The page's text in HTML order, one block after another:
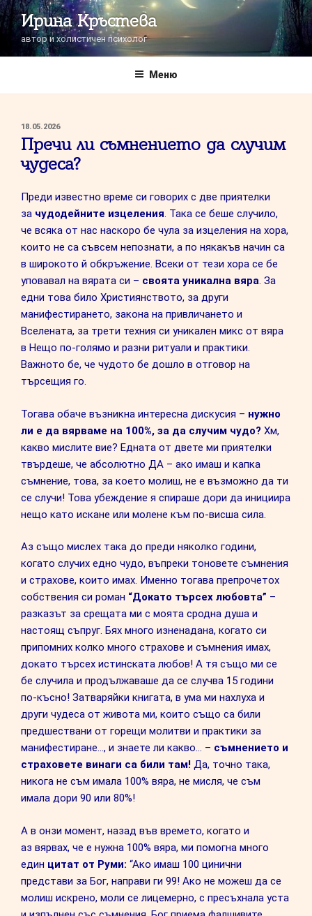
Напред
към
съдържанието
Ирина Кръстева
автор и холистичен психолог
Меню
ПУБЛИКУВАНО
НА
18.05.2026
Пречи ли съмнението да случим
чудеса?
Преди известно време си говорих с две приятелки
за чудодейните изцеления. Така се беше случило,
че всяка от нас наскоро бе чула за изцеления на хора,
които не са съвсем непознати, а по някакъв начин са
в широкото й обкръжение. Всеки от тези хора се бе
уповавал на вярата си – своята уникална вяра. За
едни това било Християнството, за други
манифестирането, закона на привличането и
Вселената, за трети техния си уникален микс от вяра
в Нещо по-голямо и разни ритуали и практики.
Важното бе, че чудото бе дошло в отговор на
търсещия го.
Тогава обаче възникна интересна дискусия – нужно
ли е да вярваме на 100%, за да случим чудо? Хм,
какво мислите вие? Едната от двете ми приятелки
твърдеше, че абсолютно ДА – ако имаш и капка
съмнение, това, за което молиш, не е възможно да ти
се случи! Това убеждение я спираше дори да инициира
нещо като искане или молене към по-висша сила.
Аз също мислех така до преди няколко години,
когато случих едно чудо, въпреки тоновете съмнения
и страхове, които имах. Именно тогава препрочетох
собствения си роман “Докато търсех любовта” –
разказът за срещата ми с моята сродна душа и
настоящ съпруг. Бях много изненадана, когато си
припомних колко много страхове и съмнения имах,
докато търсех истинската любов! А тя също ми се
бе случила и продължаваше да се случва 15 години
по-късно! Затваряйки книгата, в ума ми нахлуха и
други чудеса от живота ми, които също са били
предшествани от горещи молитви и практики за
манифестиране…, и знаете ли какво… – съмнението и
страховете винаги са били там! Да, точно така,
никога не съм имала 100% вяра, не мисля, че съм
имала дори 90 или 80%!
А в онзи момент, назад във времето, когато и
аз вярвах, че е нужна 100% вяра, ми помогна много
един цитат от Руми: “Ако имаш 100 цинични
представи за Бог, направи ги 99! Ако не можеш да се
молиш искрено, моли се лицемерно, с пресъхнала уста